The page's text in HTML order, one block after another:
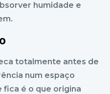
humidade e
totalmente antes de
num espaço
fica é o que origina